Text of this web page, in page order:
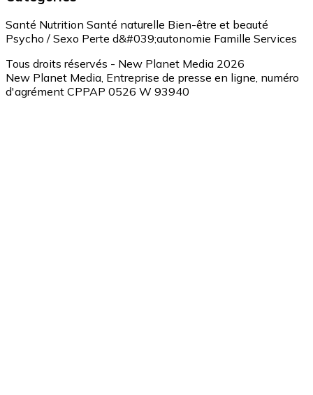
Santé Nutrition Santé naturelle Bien-être et beauté
Psycho / Sexo Perte d&#039;autonomie Famille Services
Tous droits réservés - New Planet Media 2026
New Planet Media, Entreprise de presse en ligne, numéro
d'agrément CPPAP 0526 W 93940